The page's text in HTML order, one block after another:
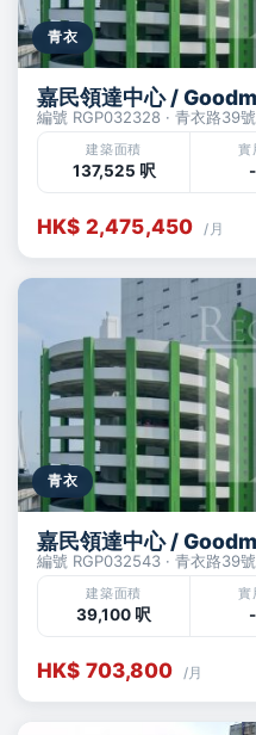
青衣
嘉民領達中心 /
編號 RGP032328 · 青衣路39號
建築面積
137,525 呎
實
HK$ 2,475,450 /月
青衣
嘉民領達中心 /
編號 RGP032543 · 青衣路39號
建築面積
39,100 呎
實
HK$ 703,800 /月